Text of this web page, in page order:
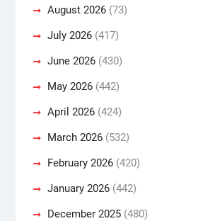
August 2026(73)
July 2026(417)
June 2026(430)
May 2026(442)
April 2026(424)
March 2026(532)
February 2026(420)
January 2026(442)
December 2025(480)